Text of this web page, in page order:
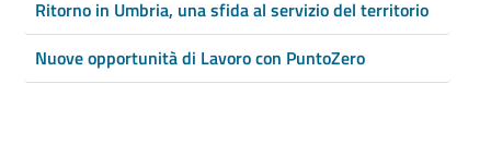
Ritorno in Umbria, una sfida al servizio del territorio
Nuove opportunità di Lavoro con PuntoZero